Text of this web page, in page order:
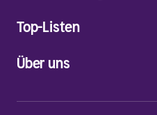
Über uns
Top-Listen